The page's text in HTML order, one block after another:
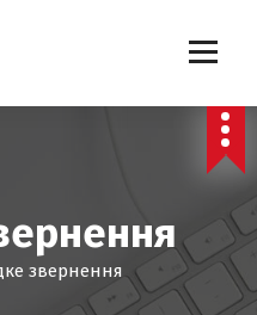
звернення